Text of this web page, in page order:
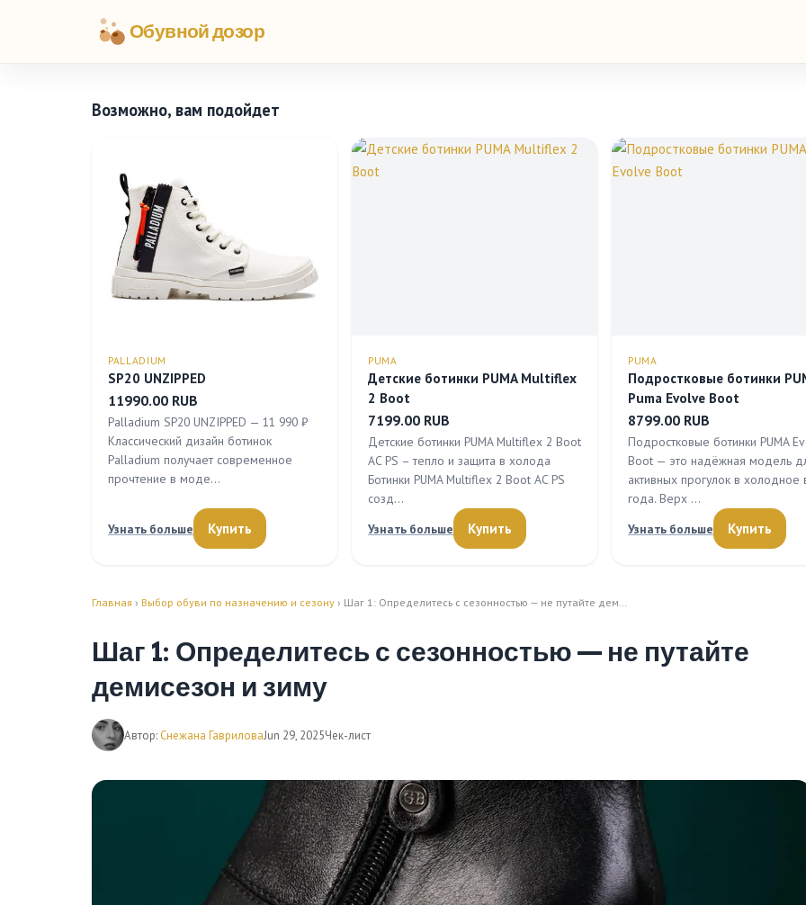
Обувной дозор
Возможно, вам подойдет
PALLADIUM
SP20 UNZIPPED
11990.00 RUB
Palladium SP20 UNZIPPED — 11 990 ₽
Классический дизайн ботинок
Palladium получает современное
прочтение в моде…
Узнать больше Купить
PUMA
Детские ботинки PUMA Multiflex
2 Boot
7199.00 RUB
Детские ботинки PUMA Multiflex 2 Boot
AC PS – тепло и защита в холода
Ботинки PUMA Multiflex 2 Boot AC PS
созд…
Узнать больше
Купить
PUMA
Подростковые ботинки
Puma Evolve Boot
8799.00 RUB
Подростковые ботинки PUMA
Boot — это надёжная модель
активных прогулок в холодное
года. Верх …
Узнать больше
Купить
Главная › Выбор обуви по назначению и сезону › Шаг 1: Определитесь с сезонностью — не путайте дем…
Шаг 1: Определитесь с сезонностью — не путайте
демисезон и зиму
Автор: Снежана ГавриловаJun 29, 2025Чек-лист